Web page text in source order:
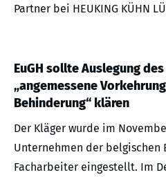
Partner bei HEUKING KÜHN
EuGH sollte Auslegung
„angemessene
Behinderung“ klären
Der Kläger wurde im
Unternehmen der belgischen
Facharbeiter eingestellt. Im